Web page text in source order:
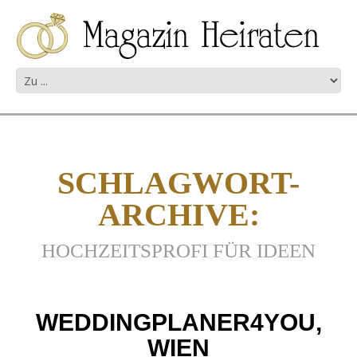
SCHLAGWORT-
ARCHIVE:
HOCHZEITSPROFI FÜR IDEEN
WEDDINGPLANER4YOU,
WIEN